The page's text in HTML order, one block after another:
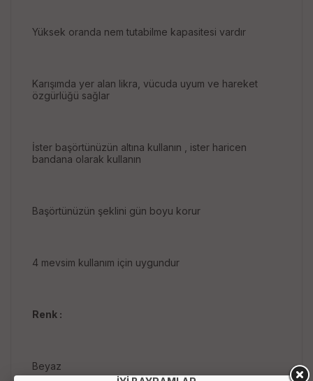
Yüksek oranda nem tutabilme kapasitesi vardır
Karışımda yer alan likra, vücuda uyum ve hareket
özgürlüğü sağlar
İster başörtünüzün altına kullanın , ister haricen
bandana olarak kullanın
Başörtünüzün şeklini gün boyu korur
4 mevsim kullanım için uygundur
Renk :
Beyaz